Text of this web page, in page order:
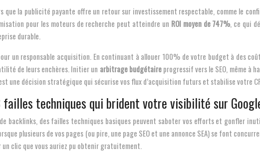
que la publicité payante offre un retour sur investissement respectable, comme le
pour les moteurs de recherche peut atteindre un ROI moyen de 747% , ce qui
durable.
un responsable acquisition. En continuant à allouer 100% de votre budget à des
de leurs enchères. Initier un arbitrage budgétaireprogressif vers le SEO, même à
une décision stratégique qui sécurise vos flux d’acquisition futurs et stabilise votre
techniques qui brident votre visibilité sur
backlinks, des failles techniques basiques peuvent saboter vos efforts et gonfler
plusieurs de vos pages (ou pire, une page SEO et une annonce SEA) se font
clic que vous auriez pu obtenir gratuitement.